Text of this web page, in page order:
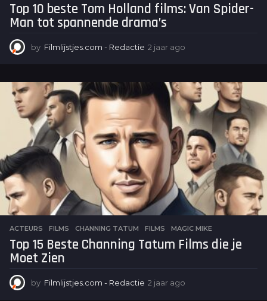
Top 10 beste Tom Holland films: Van Spider-
Man tot spannende drama’s
by Filmlijstjes.com - Redactie 2 jaar ago
a
r
a
g
o
ACTEURS ,FILMS CHANNING TATUM ,FILMS ,MAGIC MIKE
Top 15 Beste Channing Tatum Films die je
Moet Zien
by Filmlijstjes.com - Redactie 2 jaar ago